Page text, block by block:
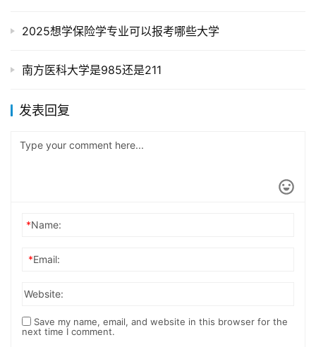
2025想学保险学专业可以报考哪些大学
南方医科大学是985还是211
发表回复
*Name:
*Email:
Website:
Save my name, email, and website in this browser for the
next time I comment.